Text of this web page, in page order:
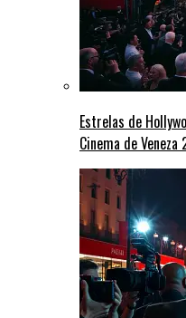
Estrelas de
Cinema de Veneza